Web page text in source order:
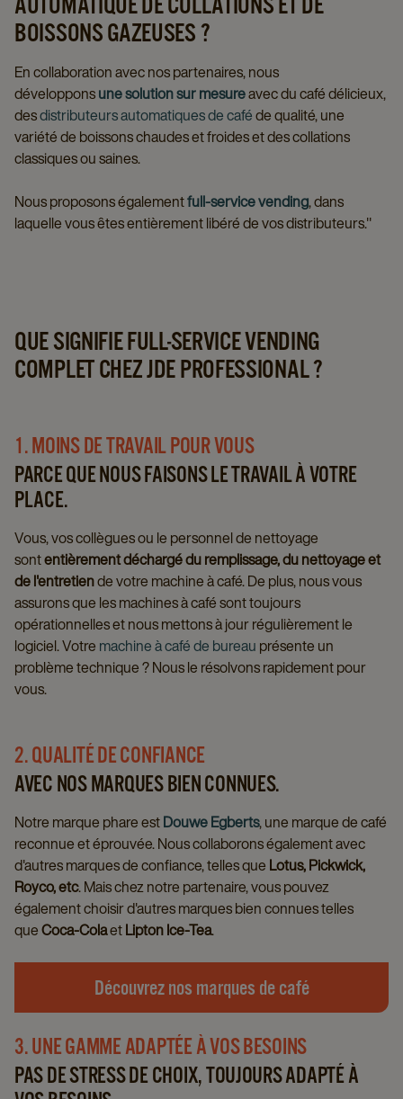
BOISSONS GAZEUSES ?
En collaboration avec nos partenaires, nous
développonsune solution sur mesureavec du café délicieux,
desdistributeurs automatiques de caféde qualité, une
variété de boissons chaudes et froides et des collations
classiques ou saines.
Nous proposons égalementfull-service vending, dans
laquelle vous êtes entièrement libéré de vos distributeurs."
QUE SIGNIFIE FULL-SERVICE VENDING
COMPLET CHEZ JDE PROFESSIONAL ?
1. MOINS DE TRAVAIL POUR VOUS
PARCE QUE NOUS FAISONS LE TRAVAIL À VOTRE
PLACE.
Vous, vos collègues ou le personnel de nettoyage
sontentièrement déchargé du remplissage, du nettoyage et
de l'entretiende votre machine à café. De plus, nous vous
assurons que les machines à café sont toujours
opérationnelles et nous mettons à jour régulièrement le
logiciel. Votre machine à café de bureau présente un
problème technique ? Nous le résolvons rapidement pour
vous.
2. QUALITÉ DE CONFIANCE
AVEC NOS MARQUES BIEN CONNUES.
Notre marque phare estDouwe Egberts, une marque de café
reconnue et éprouvée. Nous collaborons également avec
d'autres marques de confiance, telles que Lotus, Pickwick,
Royco, etc. Mais chez notre partenaire, vous pouvez
également choisir d'autres marques bien connues telles
queCoca-ColaetLipton Ice-Tea.
Découvrez nos marques de café
3. UNE GAMME ADAPTÉE À VOS BESOINS
PAS DE STRESS DE CHOIX, TOUJOURS ADAPTÉ À